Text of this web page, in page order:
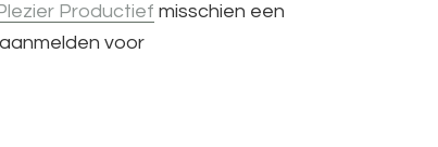
Productief misschien een
voor